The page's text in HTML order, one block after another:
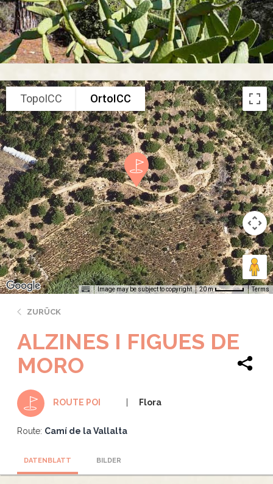
TopoICC OrtoICC
Image may be subject to copyright 20 m Terms
ZURÜCK
ALZINES I FIGUES DE
MORO
ROUTE POI Flora
Route: Camí de la Vallalta
DATENBLATT BILDER